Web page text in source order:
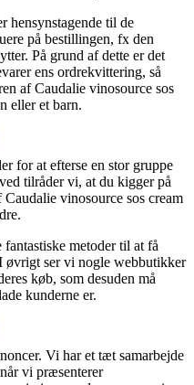
hensynstagende til de
på bestillingen, fx den
På grund af dette er det
ens ordrekvittering, så
af Caudalie vinosource sos
eller et barn.
for at efterse en stor gruppe
tilråder vi, at du kigger på
vinosource sos cream
metoder til at få
ser vi nogle webbutikker
køb, som desuden må
kunderne er.
Vi har et tæt samarbejde
vi præsenterer